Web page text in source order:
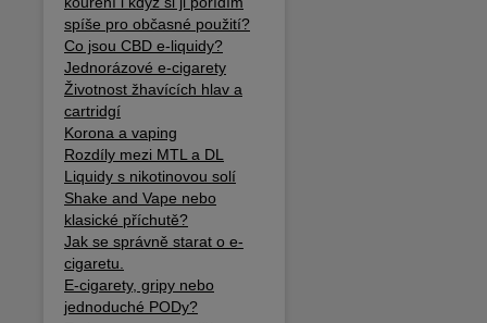
spíše pro občasné použití?
Co jsou CBD e-liquidy?
Jednorázové e-cigarety
Životnost žhavících hlav a
cartridgí
Korona a vaping
Rozdíly mezi MTL a DL
Liquidy s nikotinovou solí
Shake and Vape nebo
klasické příchutě?
Jak se správně starat o e-
cigaretu.
E-cigarety, gripy nebo
jednoduché PODy?